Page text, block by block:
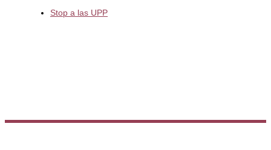
Stop a las UPP